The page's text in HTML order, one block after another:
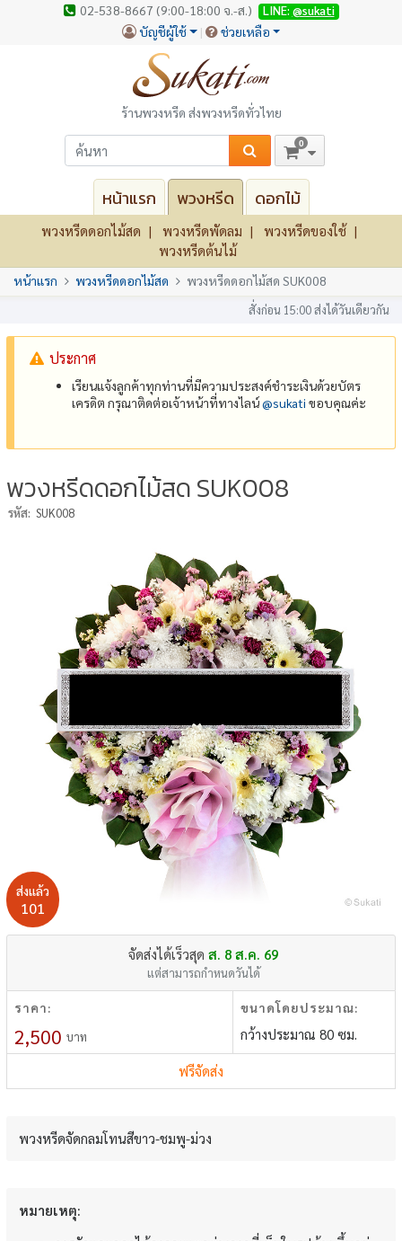
02-538-8667 (9:00-18:00 จ.-ส.) LINE: @sukati
บัญชีผู้ใช้ ช่วยเหลือ
ร้านพวงหรีด ส่งพวงหรีดทั่วไทย
0
หน้าแรก พวงหรีด ดอกไม้
พวงหรีดดอกไม้สด พวงหรีดพัดลม
พวงหรีดของใช้
พวงหรีดต้นไม้
หน้าแรก พวงหรีดดอกไม้สด พวงหรีดดอกไม้สด SUK008
สั่งก่อน 15:00 ส่งได้วันเดียวกัน
ประกาศ
เรียนแจ้งลูกค้าทุกท่านที่มีความประสงค์ชำระเงินด้วยบัตร
เครดิต กรุณาติดต่อเจ้าหน้าที่ทางไลน์@‌sukati ขอบคุณค่ะ
พวงหรีดดอกไม้สด SUK008
รหัส: SUK008
ส่งแล้ว
101
จัดส่งได้เร็วสุด ส. 8 ส.ค. 69
แต่สามารถกำหนดวันได้
ราคา:
2,500 บาท
ขนาดโดยประมาณ:
กว้างประมาณ 80 ซม.
ฟรีจัดส่ง
พวงหรีดจัดกลมโทนสีขาว-ชมพู-ม่วง
หมายเหตุ: